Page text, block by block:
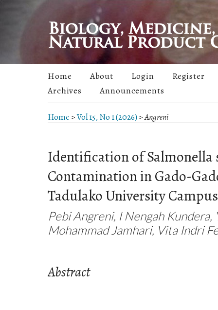
Home About Login
Register
Archives
Announcements
Home >Vol 15, No 1 (2026)>Angreni
Identification of Salmonella
Contamination in Gado-
Tadulako University Campus
Pebi Angreni, I Nengah Kundera,
Mohammad Jamhari, Vita Indri
Abstract